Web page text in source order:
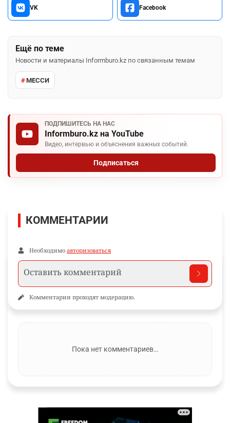
VK Facebook
Ещё по теме
Новости и материалы Informburo.kz по связанным темам
МЕССИ
ПОДПИШИТЕСЬ НА НАС
Informburo.kz на YouTube
Видео, интервью и объяснения важных событий.
Подписаться
КОММЕНТАРИИ
Необходимо авторизоваться
Комментарии проходят модерацию.
Пока нет комментариев…